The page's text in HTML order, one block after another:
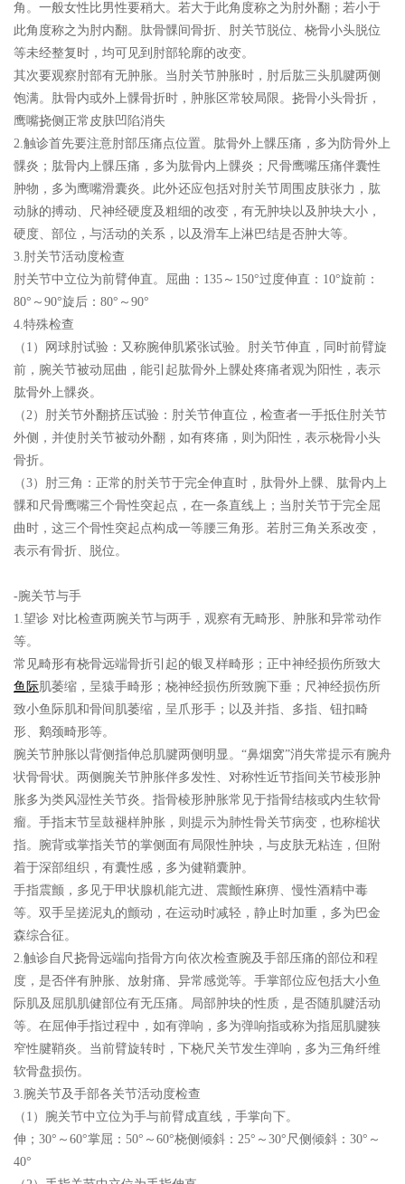
角。一般女性比男性要稍大。若大于此角度称之为肘外翻；若小于
此角度称之为肘内翻。肽骨髁间骨折、肘关节脱位、桡骨小头脱位
等未经整复时，均可见到肘部轮廓的改变。
其次要观察肘部有无肿胀。当肘关节肿胀时，肘后肱三头肌腱两侧
饱满。肽骨内或外上髁骨折时，肿胀区常较局限。挠骨小头骨折，
鹰嘴挠侧正常皮肤凹陷消失
2.触诊首先要注意肘部压痛点位置。肱骨外上髁压痛，多为防骨外上
髁炎；肱骨内上髁压痛，多为肱骨内上髁炎；尺骨鹰嘴压痛伴囊性
肿物，多为鹰嘴滑囊炎。此外还应包括对肘关节周围皮肤张力，肱
动脉的搏动、尺神经硬度及粗细的改变，有无肿块以及肿块大小，
硬度、部位，与活动的关系，以及滑车上淋巴结是否肿大等。
3.肘关节活动度检查
肘关节中立位为前臂伸直。屈曲：135～150°过度伸直：10°旋前：
80°～90°旋后：80°～90°
4.特殊检查
（1）网球肘试验：又称腕伸肌紧张试验。肘关节伸直，同时前臂旋
前，腕关节被动屈曲，能引起肱骨外上髁处疼痛者观为阳性，表示
肱骨外上髁炎。
（2）肘关节外翻挤压试验：肘关节伸直位，检查者一手抵住肘关节
外侧，并使肘关节被动外翻，如有疼痛，则为阳性，表示桡骨小头
骨折。
（3）肘三角：正常的肘关节于完全伸直时，肽骨外上髁、肱骨内上
髁和尺骨鹰嘴三个骨性突起点，在一条直线上；当肘关节于完全屈
曲时，这三个骨性突起点构成一等腰三角形。若肘三角关系改变，
表示有骨折、脱位。
-腕关节与手
1.望诊 对比检查两腕关节与两手，观察有无畸形、肿胀和异常动作
等。
常见畸形有桡骨远端骨折引起的银叉样畸形；正中神经损伤所致大
鱼际肌萎缩，呈猿手畸形；桡神经损伤所致腕下垂；尺神经损伤所
致小鱼际肌和骨间肌萎缩，呈爪形手；以及并指、多指、钮扣畸
形、鹅颈畸形等。
腕关节肿胀以背侧指伸总肌腱两侧明显。“鼻烟窝”消失常提示有腕舟
状骨骨状。两侧腕关节肿胀伴多发性、对称性近节指间关节棱形肿
胀多为类风湿性关节炎。指骨棱形肿胀常见于指骨结核或内生软骨
瘤。手指末节呈鼓褪样肿胀，则提示为肺性骨关节病变，也称槌状
指。腕背或掌指关节的掌侧面有局限性肿块，与皮肤无粘连，但附
着于深部组织，有囊性感，多为健鞘囊肿。
手指震颤，多见于甲状腺机能亢进、震颤性麻痹、慢性酒精中毒
等。双手呈搓泥丸的颤动，在运动时减轻，静止时加重，多为巴金
森综合征。
2.触诊自尺挠骨远端向指骨方向依次检查腕及手部压痛的部位和程
度，是否伴有肿胀、放射痛、异常感觉等。手掌部位应包括大小鱼
际肌及屈肌肌健部位有无压痛。局部肿块的性质，是否随肌腱活动
等。在屈伸手指过程中，如有弹响，多为弹响指或称为指屈肌腱狭
窄性腱鞘炎。当前臂旋转时，下桡尺关节发生弹响，多为三角纤维
软骨盘损伤。
3.腕关节及手部各关节活动度检查
（1）腕关节中立位为手与前臂成直线，手掌向下。
伸；30°～60°掌屈：50°～60°桡侧倾斜：25°～30°尺侧倾斜：30°～
40°